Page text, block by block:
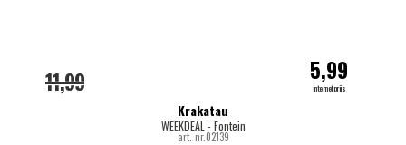
Krakatau
WEEKDEAL - Fontein
art. nr.02139
11,99 5,99
internetprijs